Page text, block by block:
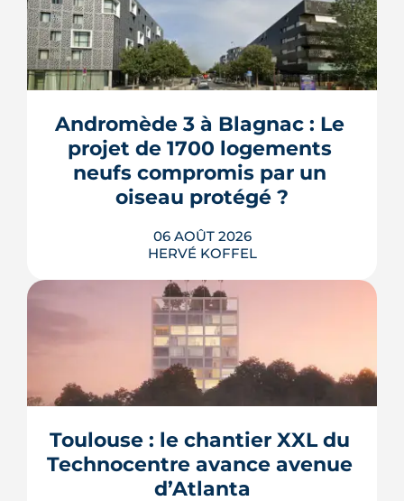
Andromède 3 à Blagnac : Le
projet de 1700 logements
neufs compromis par un
oiseau protégé ?
06 AOÛT 2026
HERVÉ KOFFEL
La troisième et dernière phase de
l'écoquartier Andromède doit livrer
près de 1 700 logements à partir de
protégé, la cisticole des joncs, contraint
fortement le plan d'aménagement et
repousse un calendrier déjà tendu.
Toulouse : le chantier XXL du
Technocentre avance avenue
d’Atlanta